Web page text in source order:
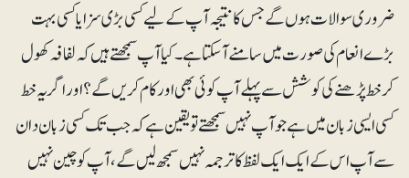
ضروری سوالات ہوں گے جس کا نتیجہ آپ کے لیے کسی بڑی سزا یا کسی بہت
بڑے انعام کی صورت میں سامنے آسکتا ہے۔ کیا آپ سمجھتے ہیں کہ لفافہ کھول
کر خط پڑھنے کی کوشش سے پہلے آپ کوئی بھی اور کام کریں گے؟ اور اگر یہ خط
کسی ایسی زبان میں ہے جو آپ نہیں سمجھتے تو یقین ہے کہ جب تک کسی زبان دان
سے آپ اس کے ایک ایک لفظ کا ترجمہ نہیں سمجھ لیں گے، آپ کو چین نہیں